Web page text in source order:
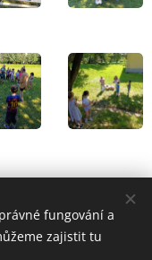
fungování a
zajistit tu